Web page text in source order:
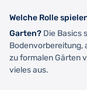
Welche Rolle
Garten? Die Basics
Bodenvorbereitung,
zu formalen Gärten
vieles aus.